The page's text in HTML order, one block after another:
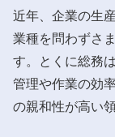
近年、企業の生
業種を問わずさ
す。とくに総務
管理や作業の効
の親和性が高い